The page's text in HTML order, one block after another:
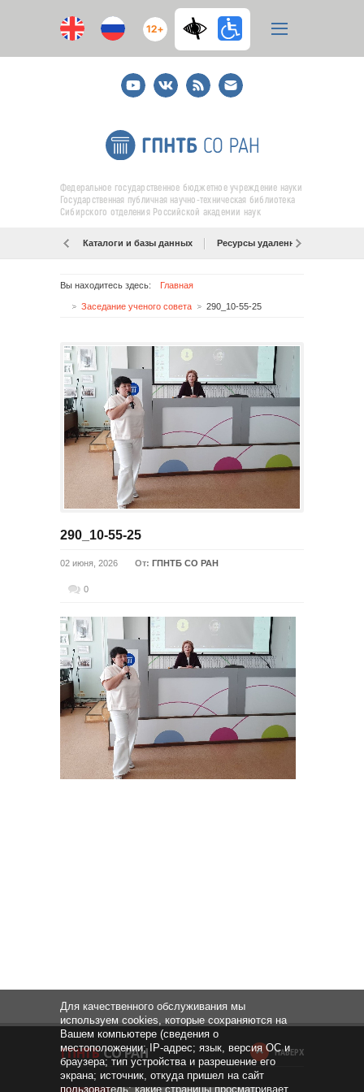
12+
YoutubeВКонтакте
RSS
E-
mail
подписка
Федеральное государственное бюджетное учреждение науки
Государственная публичная научно-техническая библиотека
Сибирского отделения Российской академии наук
Каталоги и базы данных Ресурсы удаленного доступа
Вы находитесь здесь: Главная
Заседание ученого совета 290_10-55-25
290_10-55-25
02 июня, 2026 От: ГПНТБ СО РАН
0
НАВЕРХ
Для качественного обслуживания мы
используем cookies, которые сохраняются на
Вашем компьютере (сведения о
местоположении; IP-адрес; язык, версия ОС и
браузера; тип устройства и разрешение его
экрана; источник, откуда пришел на сайт
пользователь; какие страницы просматривает